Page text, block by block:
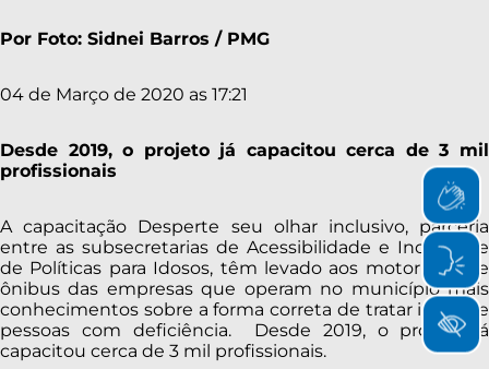
Por Foto: Sidnei Barros / PMG
04 de Março de 2020 as 17:21
Desde 2019, o projeto já capacitou cerca de 3 mil
profissionais
A capacitação Desperte seu olhar inclusivo, parceria
entre as subsecretarias de Acessibilidade e Inclusão e
de Políticas para Idosos, têm levado aos motoristas de
ônibus das empresas que operam no município mais
conhecimentos sobre a forma correta de tratar idosos e
pessoas com deficiência. Desde 2019, o projeto já
capacitou cerca de 3 mil profissionais.